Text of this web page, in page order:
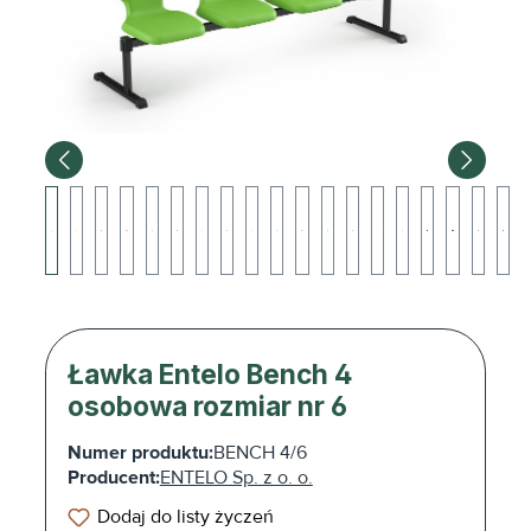
Ławka Entelo Bench 4
osobowa rozmiar nr 6
Numer produktu:BENCH 4/6
Producent:ENTELO Sp. z o. o.
Dodaj do listy życzeń